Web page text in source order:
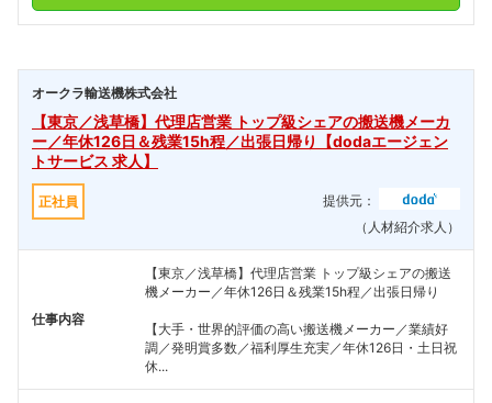
オークラ輸送機株式会社
【東京／浅草橋】代理店営業 トップ級シェアの搬送機メーカ
ー／年休126日＆残業15h程／出張日帰り【dodaエージェン
トサービス 求人】
正社員
提供元：
（人材紹介求人）
仕事内容
【東京／浅草橋】代理店営業 トップ級シェアの搬送
機メーカー／年休126日＆残業15h程／出張日帰り
【大手・世界的評価の高い搬送機メーカー／業績好
調／発明賞多数／福利厚生充実／年休126日・土日祝
休...